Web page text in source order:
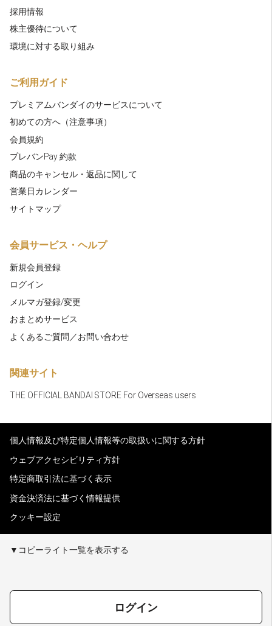
採用情報
株主優待について
環境に対する取り組み
ご利用ガイド
プレミアムバンダイのサービスについて
初めての方へ（注意事項）
会員規約
プレバンPay 約款
商品のキャンセル・返品に関して
営業日カレンダー
サイトマップ
会員サービス・ヘルプ
新規会員登録
ログイン
メルマガ登録/変更
おまとめサービス
よくあるご質問／お問い合わせ
関連サイト
THE OFFICIAL BANDAI STORE For Overseas users
個人情報及び特定個人情報等の取扱いに関する方針
ウェブアクセシビリティ方針
特定商取引法に基づく表示
資金決済法に基づく情報提供
クッキー設定
▼コピーライト一覧を表示する
ログイン